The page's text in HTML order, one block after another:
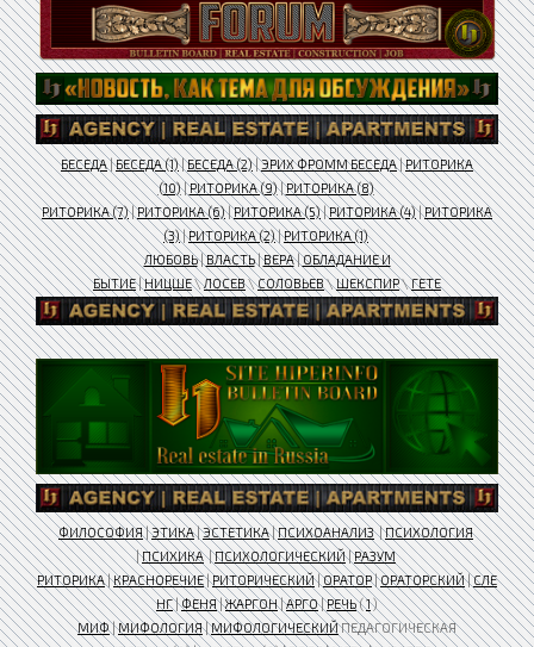
БЕСЕДА|БЕСЕДА (1)|БЕСЕДА (2)|ЭРИХ ФРОММ БЕСЕДА|РИТОРИКА
(10)|РИТОРИКА (9)|РИТОРИКА (8)
РИТОРИКА (7)|РИТОРИКА (6)|РИТОРИКА (5)|РИТОРИКА (4)|РИТОРИКА
(3)|РИТОРИКА (2)|РИТОРИКА (1)
ЛЮБОВЬ|ВЛАСТЬ|ВЕРА|ОБЛАДАНИЕ И
БЫТИЕ|НИЦШЕ\ЛОСЕВ\СОЛОВЬЕВ\ШЕКСПИР\ГЕТЕ
ФИЛОСОФИЯ|ЭТИКА|ЭСТЕТИКА|ПСИХОАНАЛИЗ|ПСИХОЛОГИЯ
|ПСИХИКА|ПСИХОЛОГИЧЕСКИЙ|РАЗУМ
РИТОРИКА|КРАСНОРЕЧИЕ|РИТОРИЧЕСКИЙ|ОРАТОР|ОРАТОРСКИЙ|СЛЕ
НГ|ФЕНЯ|ЖАРГОН|АРГО|РЕЧЬ(1)
МИФ|МИФОЛОГИЯ|МИФОЛОГИЧЕСКИЙПЕДАГОГИЧЕСКАЯ